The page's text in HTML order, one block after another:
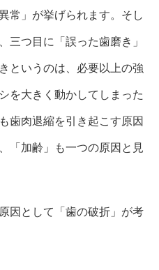
常」が挙げられます。そし
三つ目に「誤った歯磨き」
というのは、必要以上の強
を大きく動かしてしまった
歯肉退縮を引き起こす原因
「加齢」も一つの原因と見
因として「歯の破折」が考